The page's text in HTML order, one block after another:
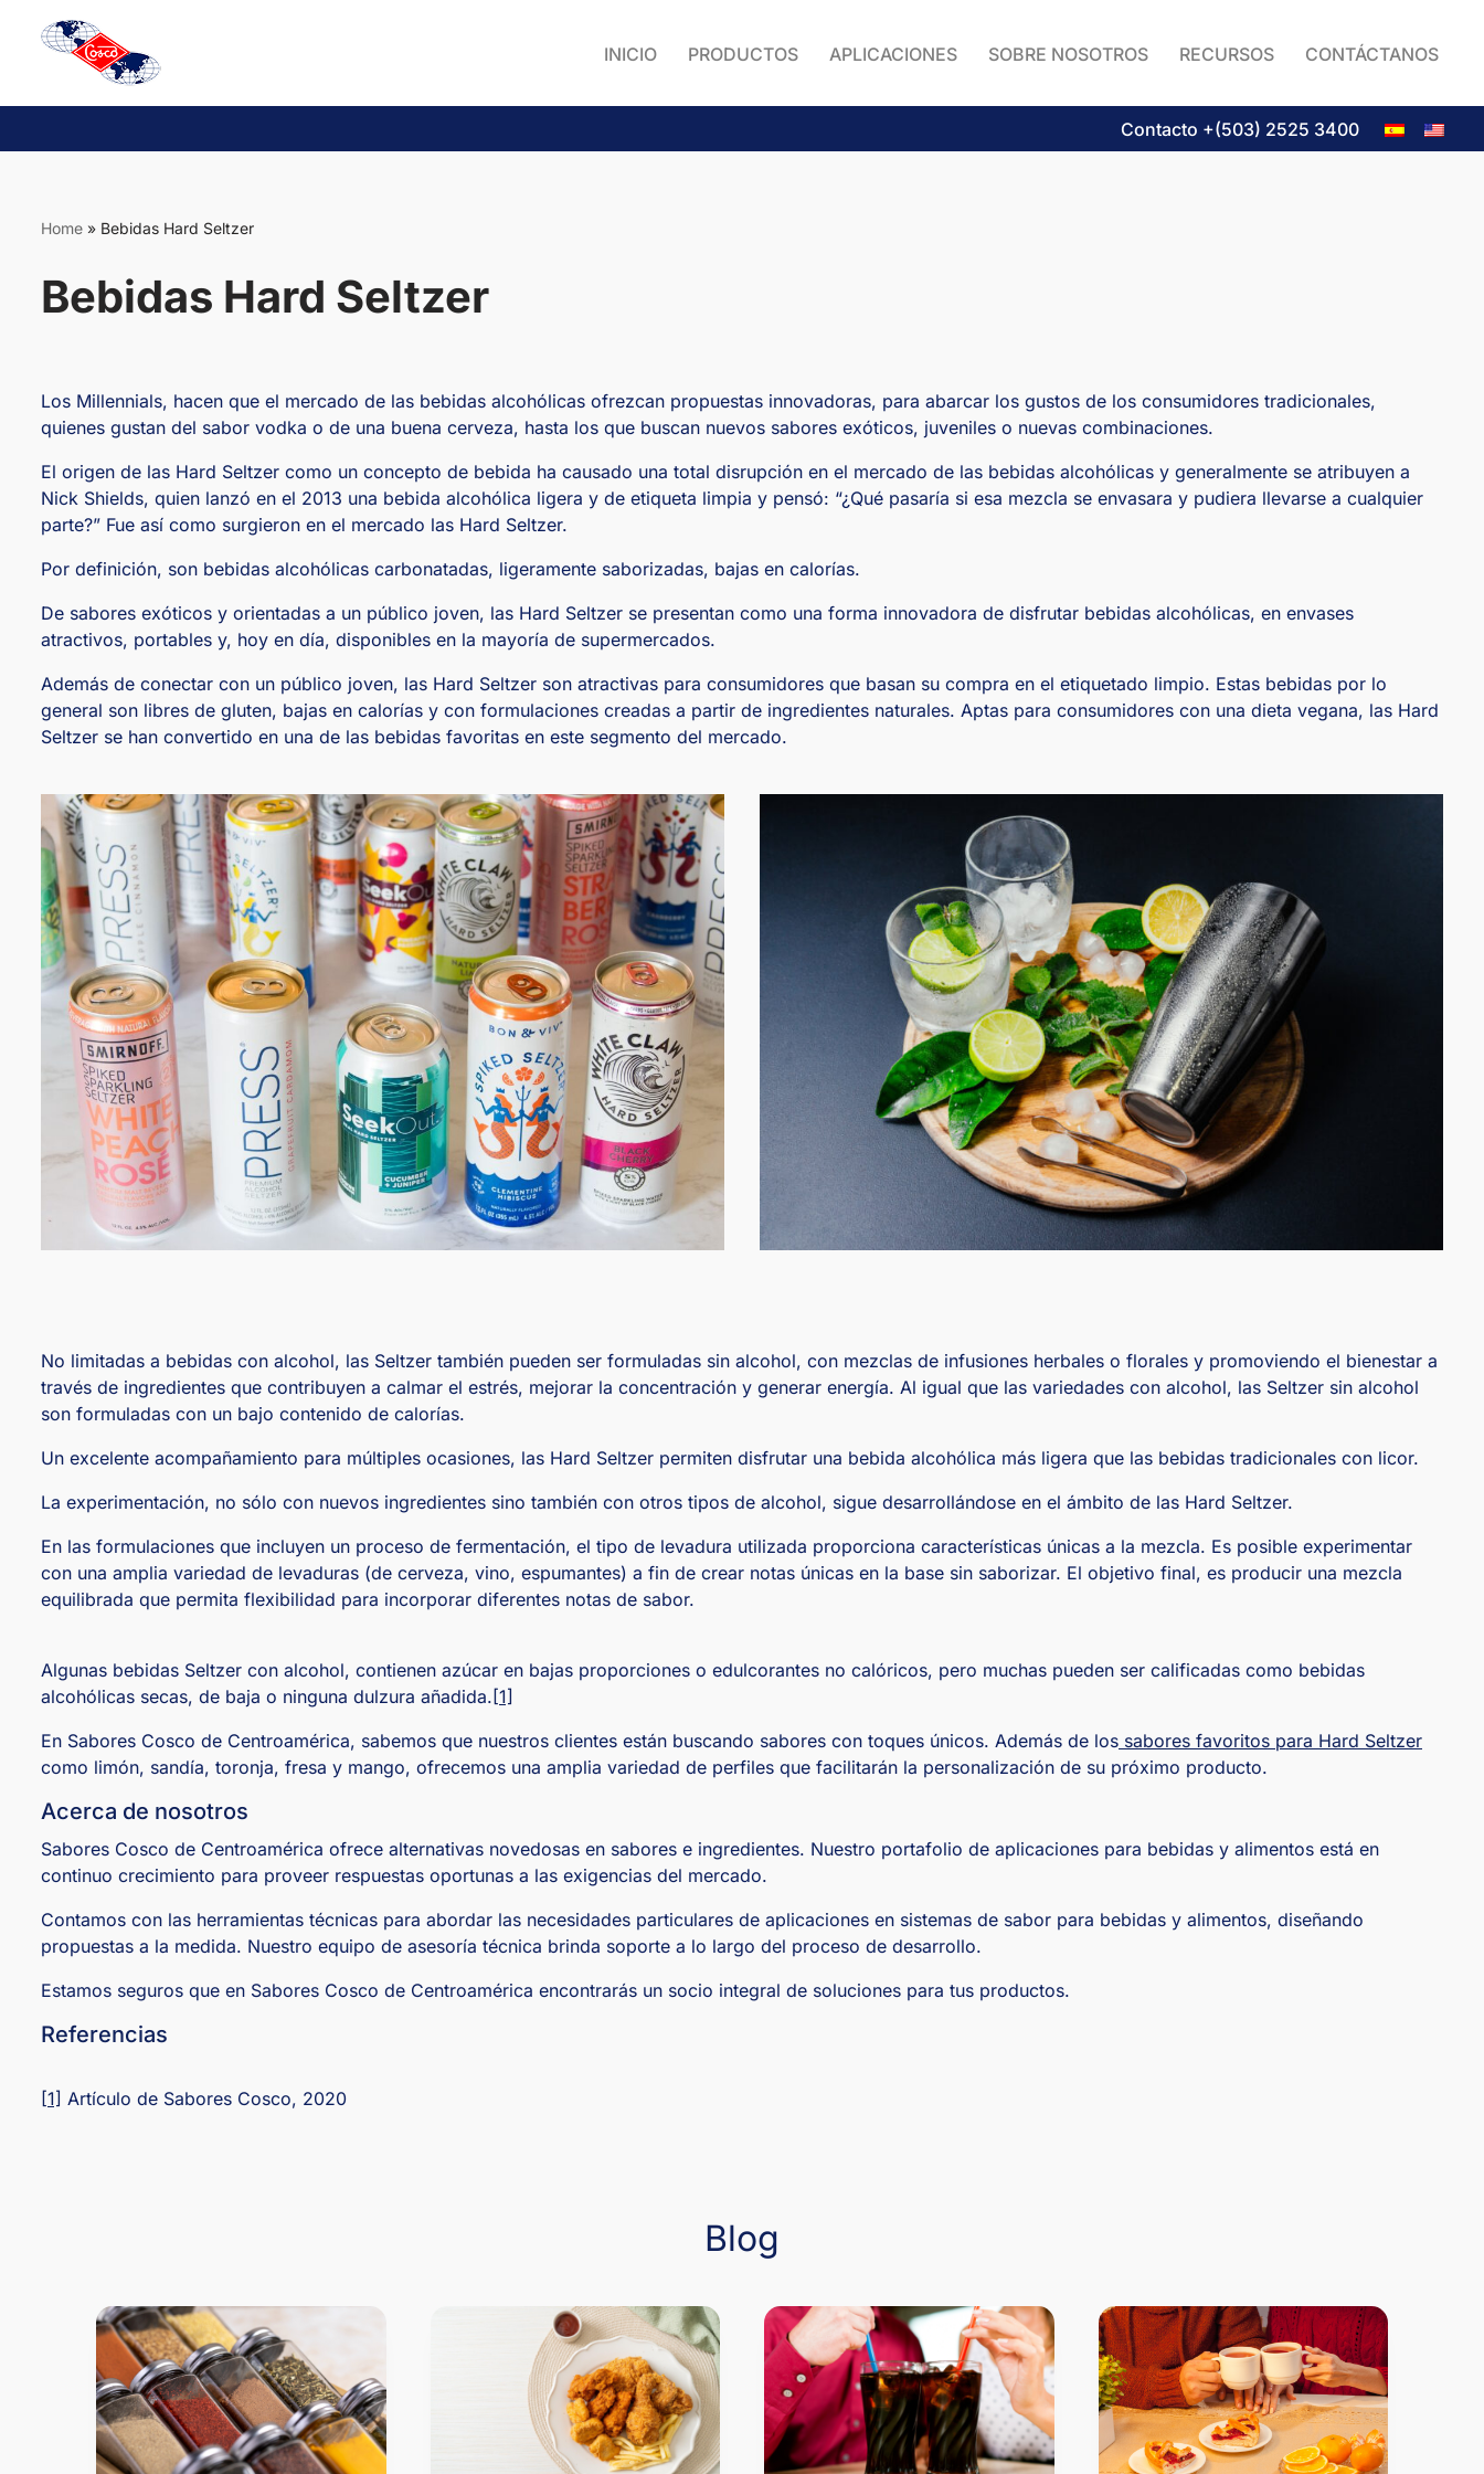
Saltar
contenido
INICIO PRODUCTOS APLICACIONES SOBRE NOSOTROS RECURSOS CONTÁCTANOS
Contacto +(503) 2525 3400
Home » Bebidas Hard Seltzer
Bebidas Hard Seltzer
Los Millennials, hacen que el mercado de las bebidas alcohólicas ofrezcan propuestas innovadoras, para abarcar los gustos de los consumidores tradicionales,
quienes gustan del sabor vodka o de una buena cerveza, hasta los que buscan nuevos sabores exóticos, juveniles o nuevas combinaciones.
El origen de las Hard Seltzer como un concepto de bebida ha causado una total disrupción en el mercado de las bebidas alcohólicas y generalmente se atribuyen a
Nick Shields, quien lanzó en el 2013 una bebida alcohólica ligera y de etiqueta limpia y pensó: “¿Qué pasaría si esa mezcla se envasara y pudiera llevarse a cualquier
parte?” Fue así como surgieron en el mercado las Hard Seltzer.
Por definición, son bebidas alcohólicas carbonatadas, ligeramente saborizadas, bajas en calorías.
De sabores exóticos y orientadas a un público joven, las Hard Seltzer se presentan como una forma innovadora de disfrutar bebidas alcohólicas, en envases
atractivos, portables y, hoy en día, disponibles en la mayoría de supermercados.
Además de conectar con un público joven, las Hard Seltzer son atractivas para consumidores que basan su compra en el etiquetado limpio. Estas bebidas por lo
general son libres de gluten, bajas en calorías y con formulaciones creadas a partir de ingredientes naturales. Aptas para consumidores con una dieta vegana, las Hard
Seltzer se han convertido en una de las bebidas favoritas en este segmento del mercado.
No limitadas a bebidas con alcohol, las Seltzer también pueden ser formuladas sin alcohol, con mezclas de infusiones herbales o florales y promoviendo el bienestar a
través de ingredientes que contribuyen a calmar el estrés, mejorar la concentración y generar energía. Al igual que las variedades con alcohol, las Seltzer sin alcohol
son formuladas con un bajo contenido de calorías.
Un excelente acompañamiento para múltiples ocasiones, las Hard Seltzer permiten disfrutar una bebida alcohólica más ligera que las bebidas tradicionales con licor.
La experimentación, no sólo con nuevos ingredientes sino también con otros tipos de alcohol, sigue desarrollándose en el ámbito de las Hard Seltzer.
En las formulaciones que incluyen un proceso de fermentación, el tipo de levadura utilizada proporciona características únicas a la mezcla. Es posible experimentar
con una amplia variedad de levaduras (de cerveza, vino, espumantes) a fin de crear notas únicas en la base sin saborizar. El objetivo final, es producir una mezcla
equilibrada que permita flexibilidad para incorporar diferentes notas de sabor.
Algunas bebidas Seltzer con alcohol, contienen azúcar en bajas proporciones o edulcorantes no calóricos, pero muchas pueden ser calificadas como bebidas
alcohólicas secas, de baja o ninguna dulzura añadida.[1]
En Sabores Cosco de Centroamérica, sabemos que nuestros clientes están buscando sabores con toques únicos. Además de los sabores favoritos para Hard Seltzer
como limón, sandía, toronja, fresa y mango, ofrecemos una amplia variedad de perfiles que facilitarán la personalización de su próximo producto.
Acerca de nosotros
Sabores Cosco de Centroamérica ofrece alternativas novedosas en sabores e ingredientes. Nuestro portafolio de aplicaciones para bebidas y alimentos está en
continuo crecimiento para proveer respuestas oportunas a las exigencias del mercado.
Contamos con las herramientas técnicas para abordar las necesidades particulares de aplicaciones en sistemas de sabor para bebidas y alimentos, diseñando
propuestas a la medida. Nuestro equipo de asesoría técnica brinda soporte a lo largo del proceso de desarrollo.
Estamos seguros que en Sabores Cosco de Centroamérica encontrarás un socio integral de soluciones para tus productos.
Referencias
[1] Artículo de Sabores Cosco, 2020
Blog